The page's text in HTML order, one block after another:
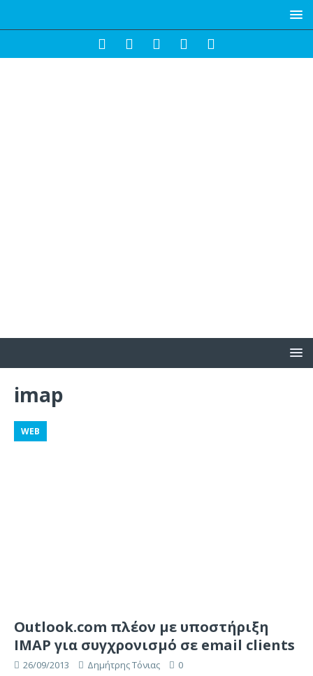
imap
WEB
Outlook.com πλέον με υποστήριξη
IMAP για συγχρονισμό σε email clients
26/09/2013 Δημήτρης Τόνιας 0